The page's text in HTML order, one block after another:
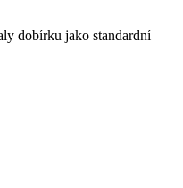
dobírku jako standardní